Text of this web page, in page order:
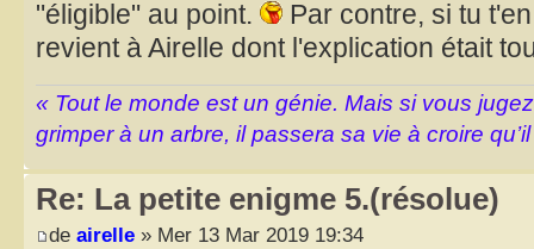
"éligible" au point.
Par contre, si tu
revient à Airelle dont l'explication était
« Tout le monde est un génie. Mais si vous
grimper à un arbre, il passera sa vie à croire
Re: La petite enigme 5.(résolue)
de airelle » Mer 13 Mar 2019 19:34